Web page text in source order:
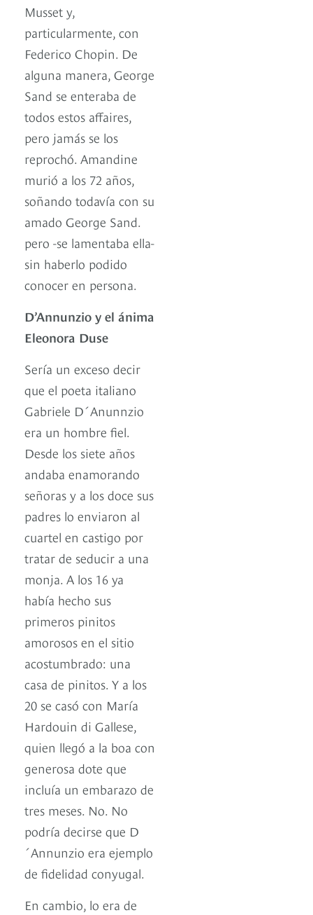
Musset y,
particularmente, con
Federico Chopin. De
alguna manera, George
Sand se enteraba de
todos estos affaires,
pero jamás se los
reprochó. Amandine
murió a los 72 años,
soñando todavía con su
amado George Sand.
pero -se lamentaba ella-
sin haberlo podido
conocer en persona.
D’Annunzio y el ánima
Eleonora Duse
Sería un exceso decir
que el poeta italiano
Gabriele D´Anunnzio
era un hombre fiel.
Desde los siete años
andaba enamorando
señoras y a los doce sus
padres lo enviaron al
cuartel en castigo por
tratar de seducir a una
monja. A los 16 ya
había hecho sus
primeros pinitos
amorosos en el sitio
acostumbrado: una
casa de pinitos. Y a los
20 se casó con María
Hardouin di Gallese,
quien llegó a la boa con
generosa dote que
incluía un embarazo de
tres meses. No. No
podría decirse que D
´Annunzio era ejemplo
de fidelidad conyugal.
En cambio, lo era de